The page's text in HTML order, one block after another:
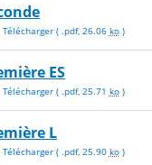
Télécharger( .pdf, 26.06 ko)
ES
Télécharger( .pdf, 25.71 ko)
L
Télécharger( .pdf, 25.90 ko)